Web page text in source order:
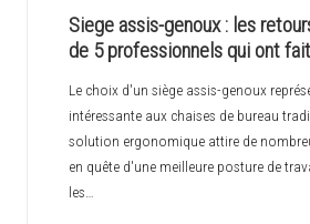
Siege assis-genoux : les
de 5 professionnels qui ont
Le choix d'un siège assis-genoux
intéressante aux chaises de bureau
solution ergonomique attire de
en quête d'une meilleure posture de
les…